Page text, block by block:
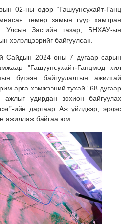
02-ны өдөр “Гашуунсухайт-Ганц
төмөр замын гүүр хамтран
Улсын Засгийн газар, БНХАУ-ын
хэлэлцээрийг байгуулсан.
Сайдын 2024 оны 7 дугаар сарын
"Гашуунсухайт-Ганцмод хил
бүтээн байгуулалтын ажилтай
арга хэмжээний тухай” 68 дугаар
ажлыг удирдан зохион байгуулах
ийн даргаар Аж үйлдвэр, эрдэс
ажиллаж байгаа юм.